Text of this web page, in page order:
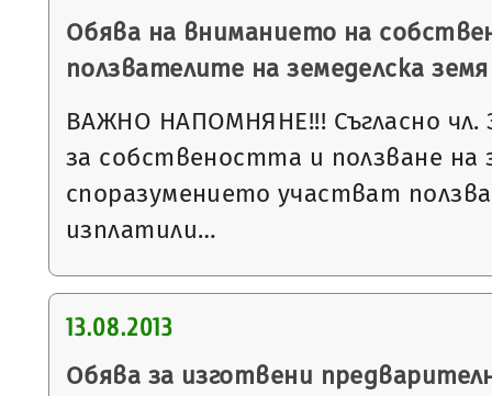
Обява на вниманието на
ползвателите на земеделска земя
ВАЖНО НАПОМНЯНЕ!!! Съгласно чл.
за собствеността и ползване на
споразумението участват
изплатили…
13.08.2013
Обява за изготвени